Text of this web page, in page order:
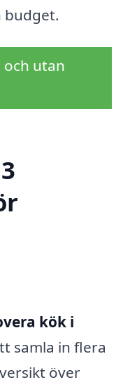
budget.
och utan
kök i
samla in flera
över